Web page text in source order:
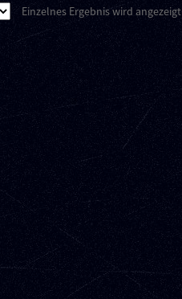
Einzelnes Ergebnis wird angezeigt